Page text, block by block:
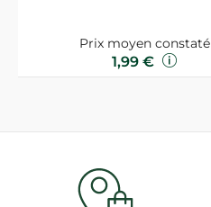
Prix moyen constaté
1,99 €